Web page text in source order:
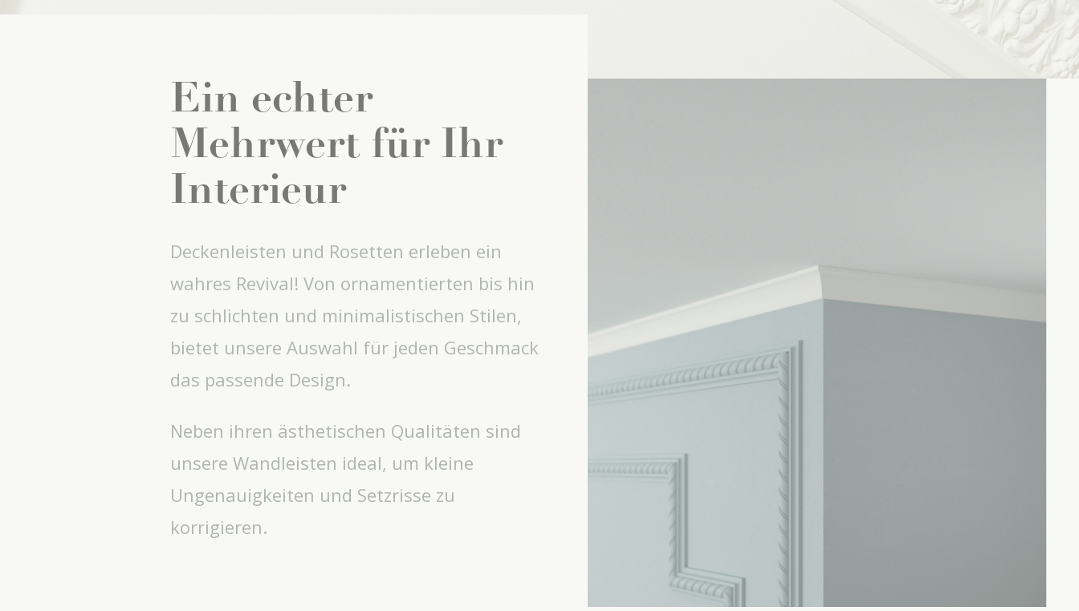
Ein echter
Mehrwert für Ihr
Interieur
Deckenleisten und Rosetten erleben ein
wahres Revival! Von ornamentierten bis hin
zu schlichten und minimalistischen Stilen,
bietet unsere Auswahl für jeden Geschmack
das passende Design.
Neben ihren ästhetischen Qualitäten sind
unsere Wandleisten ideal, um kleine
Ungenauigkeiten und Setzrisse zu
korrigieren.